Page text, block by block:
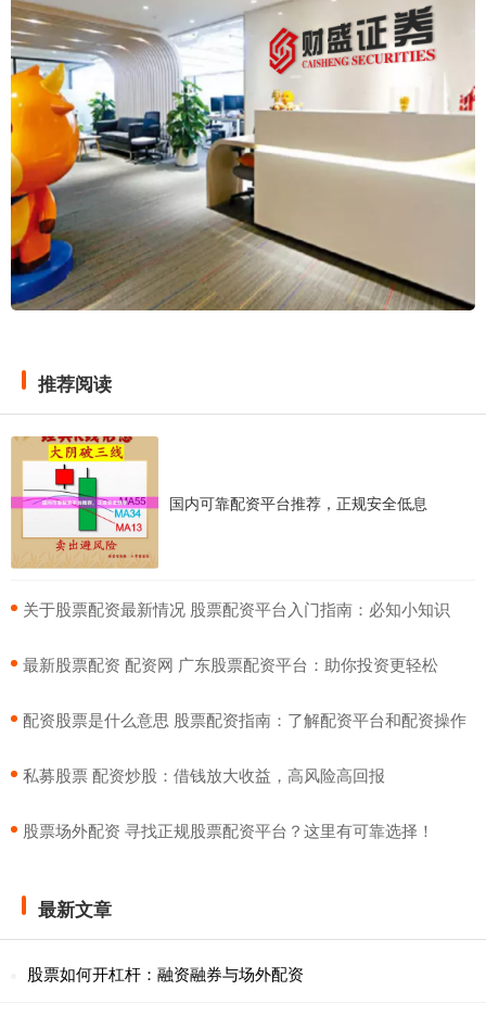
推荐阅读
国内可靠配资平台推荐，正规安全低息
​关于股票配资最新情况 股票配资平台入门指南：必知小知识
​最新股票配资 配资网 广东股票配资平台：助你投资更轻松
​配资股票是什么意思 股票配资指南：了解配资平台和配资操作
​私募股票 配资炒股：借钱放大收益，高风险高回报
​股票场外配资 寻找正规股票配资平台？这里有可靠选择！
最新文章
股票如何开杠杆：融资融券与场外配资